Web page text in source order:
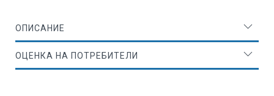
ОПИСАНИЕ
ОЦЕНКА НА ПОТРЕБИТЕЛИ